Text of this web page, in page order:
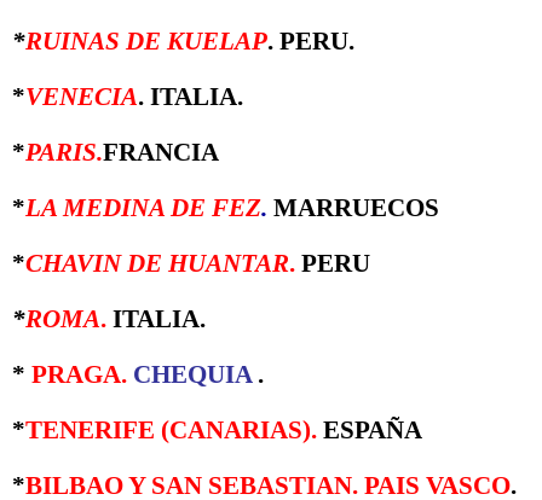
*RUINAS DE KUELAP. PERU.
*VENECIA. ITALIA.
*PARIS.FRANCIA
*LA MEDINA DE FEZ. MARRUECOS
*CHAVIN DE HUANTAR. PERU
*ROMA. ITALIA.
* PRAGA. CHEQUIA .
*TENERIFE (CANARIAS). ESPAÑA
*BILBAO Y SAN SEBASTIAN. PAIS VASCO.